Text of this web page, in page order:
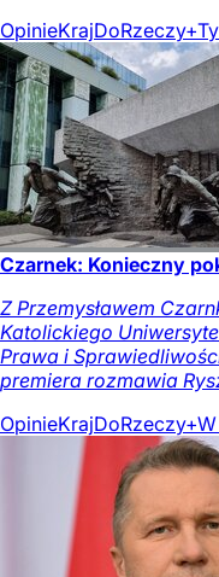
OpinieKrajDoRzeczy+
Czarnek: Konieczny
Z Przemysławem
Katolickiego
Prawa i
premiera rozmawia
OpinieKrajDoRzeczy+